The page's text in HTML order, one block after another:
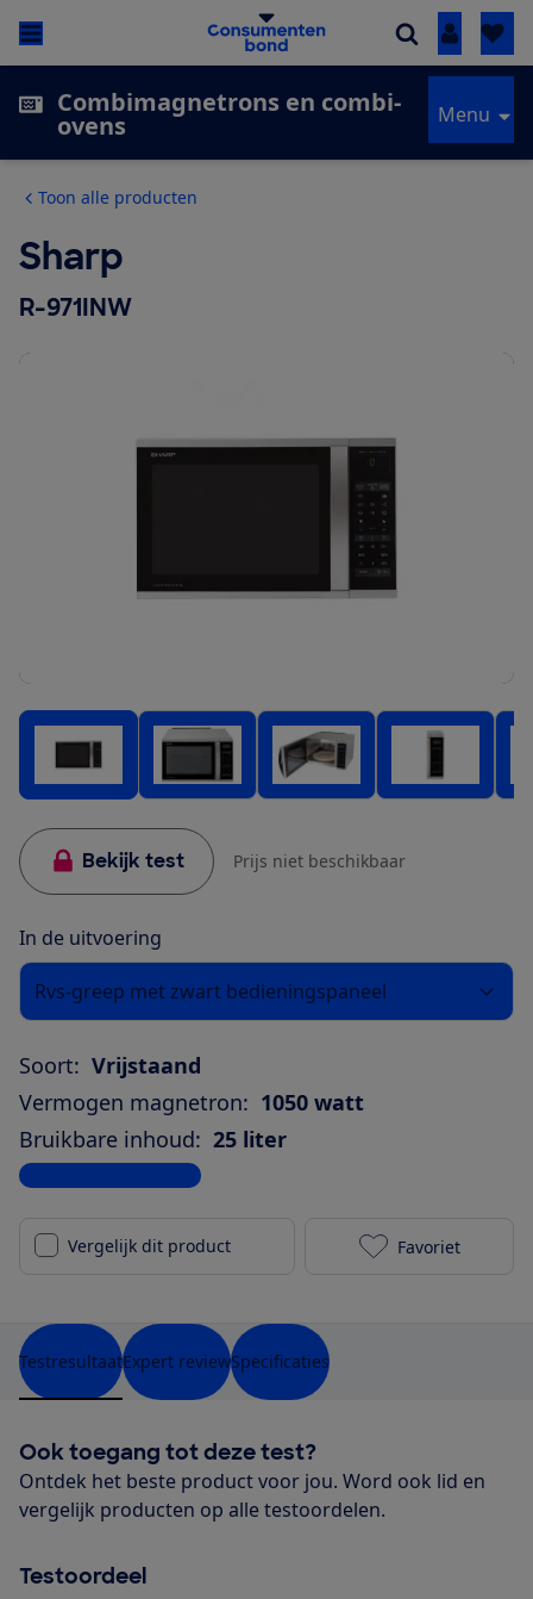
Inloggen
Combimagnetrons en combi-
ovens Menu
Toon alle producten
Sharp
R-971INW
Bekijk test Prijs niet beschikbaar
In de uitvoering
Rvs-greep met zwart bedieningspaneel
Soort: Vrijstaand
Vermogen magnetron: 1050 watt
Bruikbare inhoud: 25 liter
Bekijk alle specificaties
Vergelijk dit product Sharp R-
Favoriet
TestresultaatExpert reviewSpecificaties
Ook toegang tot deze test?
Ontdek het beste product voor jou. Word ook lid en
vergelijk producten op alle testoordelen.
Testoordeel